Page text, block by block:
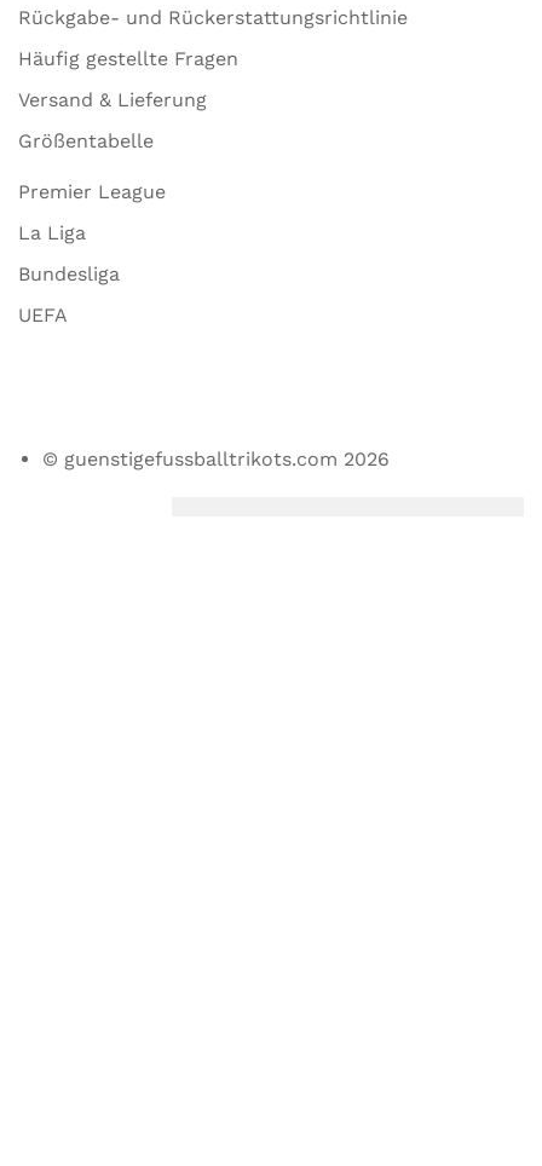
Rückgabe- und Rückerstattungsrichtlinie
Häufig gestellte Fragen
Versand & Lieferung
Größentabelle
Premier League
La Liga
Bundesliga
UEFA
© guenstigefussballtrikots.com 2026